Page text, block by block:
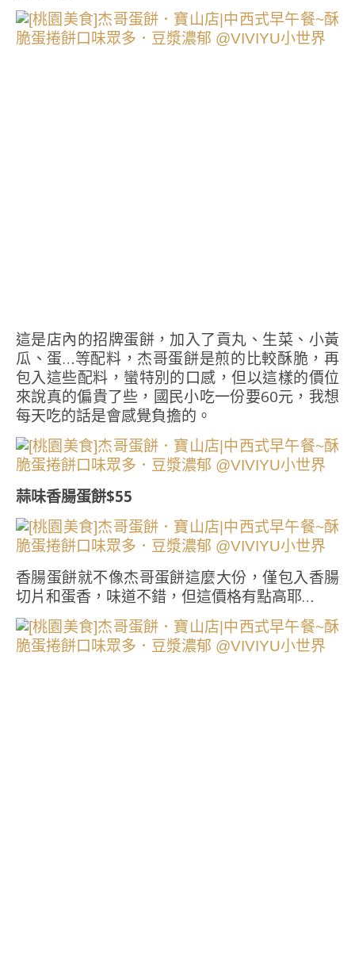
這是店內的招牌蛋餅，加入了貢丸、生菜、小黃
瓜、蛋…等配料，杰哥蛋餅是煎的比較酥脆，再
包入這些配料，蠻特別的口感，但以這樣的價位
來說真的偏貴了些，國民小吃一份要60元，我想
每天吃的話是會感覺負擔的。
蒜味香腸蛋餅$55
香腸蛋餅就不像杰哥蛋餅這麼大份，僅包入香腸
切片和蛋香，味道不錯，但這價格有點高耶…